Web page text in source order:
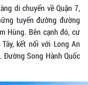
di chuyển về Quận 7,
tuyến đường đường
Hùng. Bên cạnh đó, cư
kết nối với Long An
Đường Song Hành Quốc